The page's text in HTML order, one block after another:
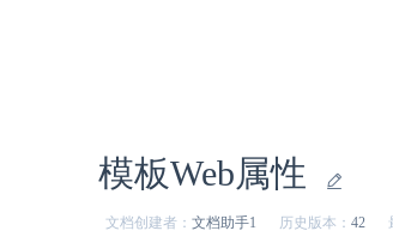
模板Web属性
文档创建者： 文档助手1 历史版本： 42